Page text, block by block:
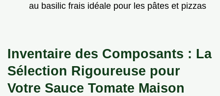
au basilic frais idéale pour les pâtes et pizzas
Inventaire des Composants : La
Sélection Rigoureuse pour
Votre Sauce Tomate Maison